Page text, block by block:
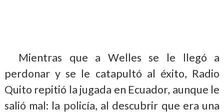
Mientras que a Welles se le llegó a
perdonar y se le catapultó al éxito, Radio
Quito repitió la jugada en Ecuador, aunque le
salió mal: la policía, al descubrir que era una